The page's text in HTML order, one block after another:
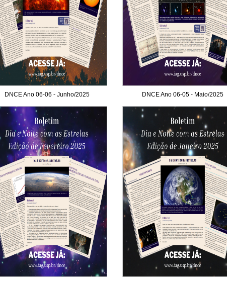
DNCE Ano 06-06 - Junho/2025 DNCE Ano 06-05 - Maio/2025